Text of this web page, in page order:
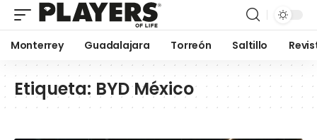
Monterrey Guadalajara Torreón Saltillo
Etiqueta: BYD México